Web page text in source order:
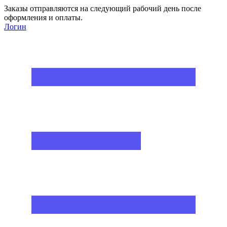
Заказы отправляются на следующий рабочий день после
оформления и оплаты.
Логин